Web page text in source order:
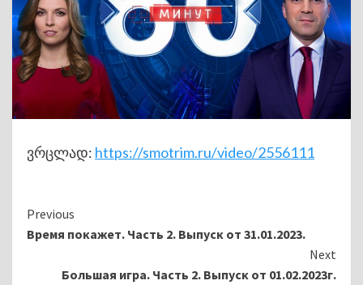
ვრცლად: https://smotrim.ru/video/2556111
Continue
Reading
Previous
Время покажет. Часть 2. Выпуск от 31.01.2023.
Next
Большая игра. Часть 2. Выпуск от 01.02.2023г.